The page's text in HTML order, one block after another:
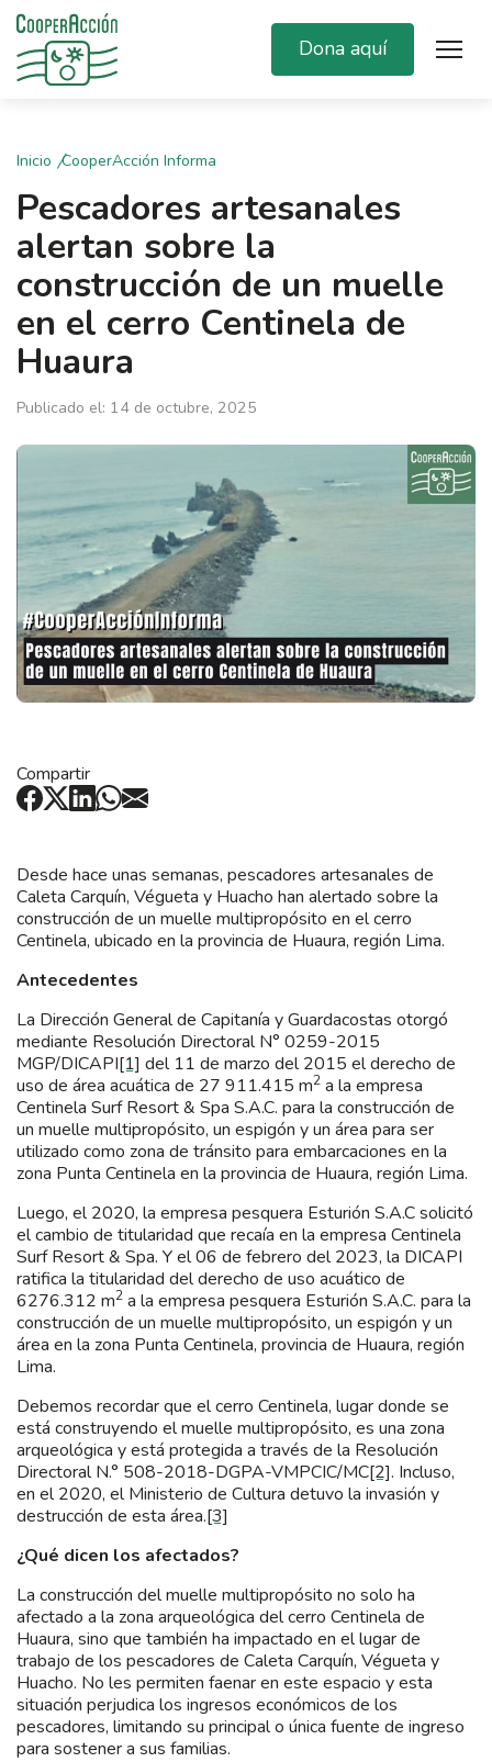
Dona aquí
Inicio CooperAcción Informa
Pescadores artesanales
alertan sobre la
construcción de un muelle
en el cerro Centinela de
Huaura
Publicado el: 14 de octubre, 2025
Compartir
Desde hace unas semanas, pescadores artesanales de
Caleta Carquín, Végueta y Huacho han alertado sobre la
construcción de un muelle multipropósito en el cerro
Centinela, ubicado en la provincia de Huaura, región Lima.
Antecedentes
La Dirección General de Capitanía y Guardacostas otorgó
mediante Resolución Directoral N° 0259-2015
MGP/DICAPI[1] del 11 de marzo del 2015 el derecho de
uso de área acuática de 27 911.415 m2 a la empresa
Centinela Surf Resort & Spa S.A.C. para la construcción de
un muelle multipropósito, un espigón y un área para ser
utilizado como zona de tránsito para embarcaciones en la
zona Punta Centinela en la provincia de Huaura, región Lima.
Luego, el 2020, la empresa pesquera Esturión S.A.C solicitó
el cambio de titularidad que recaía en la empresa Centinela
Surf Resort & Spa. Y el 06 de febrero del 2023, la DICAPI
ratifica la titularidad del derecho de uso acuático de
6276.312 m2 a la empresa pesquera Esturión S.A.C. para la
construcción de un muelle multipropósito, un espigón y un
área en la zona Punta Centinela, provincia de Huaura, región
Lima.
Debemos recordar que el cerro Centinela, lugar donde se
está construyendo el muelle multipropósito, es una zona
arqueológica y está protegida a través de la Resolución
Directoral N.° 508-2018-DGPA-VMPCIC/MC[2]. Incluso,
en el 2020, el Ministerio de Cultura detuvo la invasión y
destrucción de esta área.[3]
¿Qué dicen los afectados?
La construcción del muelle multipropósito no solo ha
afectado a la zona arqueológica del cerro Centinela de
Huaura, sino que también ha impactado en el lugar de
trabajo de los pescadores de Caleta Carquín, Végueta y
Huacho. No les permiten faenar en este espacio y esta
situación perjudica los ingresos económicos de los
pescadores, limitando su principal o única fuente de ingreso
para sostener a sus familias.